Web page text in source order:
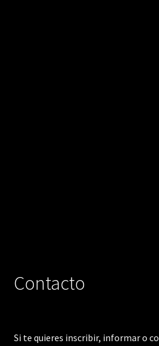
Contacto
Si te quieres inscribir, informar o